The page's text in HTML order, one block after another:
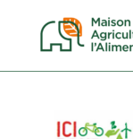
contenu